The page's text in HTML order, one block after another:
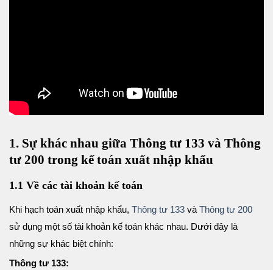
1. Sự khác nhau giữa Thông tư 133 và Thông
tư 200 trong kế toán xuất nhập khẩu
1.1 Về các tài khoản kế toán
Khi hạch toán xuất nhập khẩu, Thông tư 133 và Thông tư 200
sử dụng một số tài khoản kế toán khác nhau. Dưới đây là
những sự khác biệt chính:
Thông tư 133: